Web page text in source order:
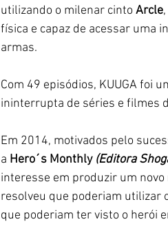
utilizando o milenar cinto Arcle
física e capaz de acessar uma
armas.
Com 49 episódios, KUUGA foi
ininterrupta de séries e filmes
Em 2014, motivados pelo
a Hero´s Monthly (Editora
interesse em produzir um
resolveu que poderiam utilizar
que poderiam ter visto o herói